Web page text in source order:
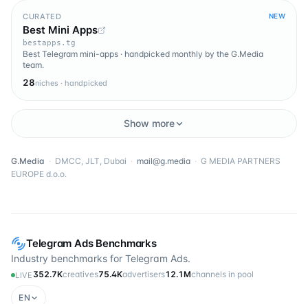
Telegram Ads Benchmarks
Industry benchmarks for Telegram Ads.
LIVE 352.7Kcreatives75.4Kadvertisers12.1Mchannels in pool
EN
CURATED NEW
Best Mini Apps
bestapps.tg
Best Telegram mini-apps · handpicked monthly by the G.Media
team.
28niches · handpicked
Show more
G.Media · DMCC, JLT, Dubai · mail@g.media · G MEDIA PARTNERS
EUROPE d.o.o.